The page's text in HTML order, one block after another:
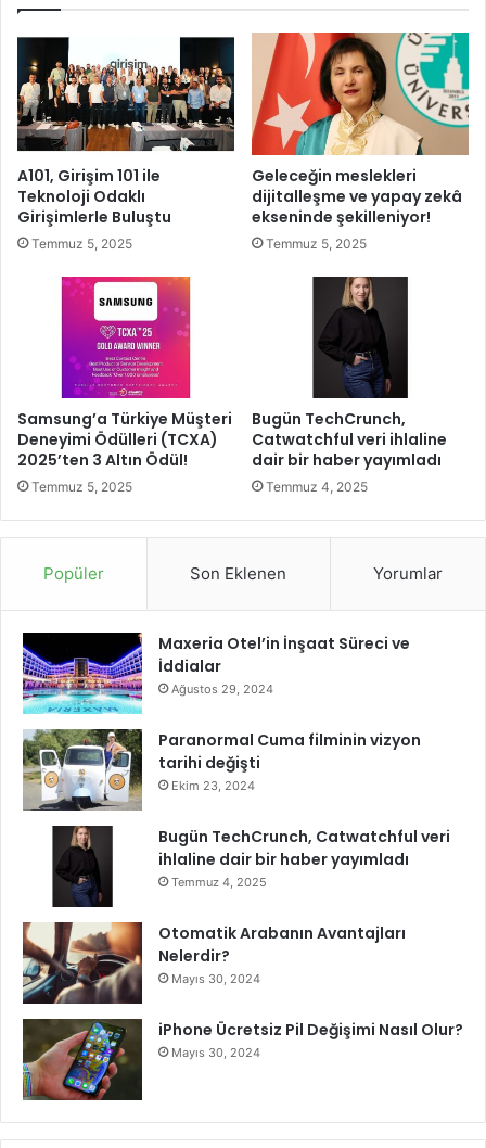
ç
e
v
e
b
l
i
n
s
a
a
B
u
r
a
ç
k
A101, Girişim 101 ile
Teknoloji Odaklı
Girişimlerle Buluştu
Temmuz 5, 2025
Geleceğin meslekleri
dijitalleşme ve yapay zekâ
ekseninde şekilleniyor!
Temmuz 5, 2025
Samsung’a Türkiye Müşteri
Deneyimi Ödülleri (TCXA)
2025’ten 3 Altın Ödül!
Temmuz 5, 2025
Bugün TechCrunch,
Catwatchful veri ihlaline
dair bir haber yayımladı
Temmuz 4, 2025
Popüler Son Eklenen Yorumlar
Maxeria Otel’in İnşaat Süreci ve
İddialar
Ağustos 29, 2024
Paranormal Cuma filminin vizyon
tarihi değişti
Ekim 23, 2024
Bugün TechCrunch, Catwatchful veri
ihlaline dair bir haber yayımladı
Temmuz 4, 2025
Otomatik Arabanın Avantajları
Nelerdir?
Mayıs 30, 2024
iPhone Ücretsiz Pil Değişimi Nasıl Olur?
Mayıs 30, 2024